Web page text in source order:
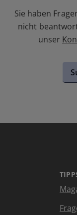
Sie haben
nicht
unser